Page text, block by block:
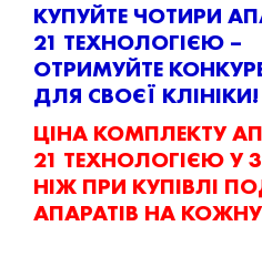
КУПУЙТЕ ЧОТИРИ
21 ТЕХНОЛОГІЄЮ –
ОТРИМУЙТЕ
ДЛЯ СВОЄЇ КЛІНІКИ!
ЦІНА КОМПЛЕКТУ
21 ТЕХНОЛОГІЄЮ У
НІЖ ПРИ КУПІВЛІ
АПАРАТІВ НА